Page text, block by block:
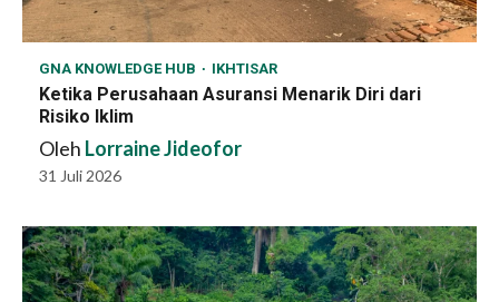
GNA KNOWLEDGE HUB IKHTISAR
Ketika Perusahaan Asuransi Menarik Diri dari
Risiko Iklim
Oleh Lorraine Jideofor
31 Juli 2026